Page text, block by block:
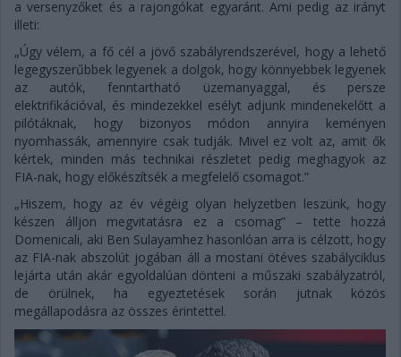
a versenyzőket és a rajongókat egyaránt. Ami pedig az irányt
illeti:
„Úgy vélem, a fő cél a jövő szabályrendszerével, hogy a lehető
legegyszerűbbek legyenek a dolgok, hogy könnyebbek legyenek
az autók, fenntartható üzemanyaggal, és persze
elektrifikációval, és mindezekkel esélyt adjunk mindenekelőtt a
pilótáknak, hogy bizonyos módon annyira keményen
nyomhassák, amennyire csak tudják. Mivel ez volt az, amit ők
kértek, minden más technikai részletet pedig meghagyok az
FIA-nak, hogy előkészítsék a megfelelő csomagot.”
„Hiszem, hogy az év végéig olyan helyzetben leszünk, hogy
készen álljon megvitatásra ez a csomag” – tette hozzá
Domenicali, aki Ben Sulayamhez hasonlóan arra is célzott, hogy
az FIA-nak abszolút jogában áll a mostani ötéves szabályciklus
lejárta után akár egyoldalúan dönteni a műszaki szabályzatról,
de örülnek, ha egyeztetések során jutnak közös
megállapodásra az összes érintettel.